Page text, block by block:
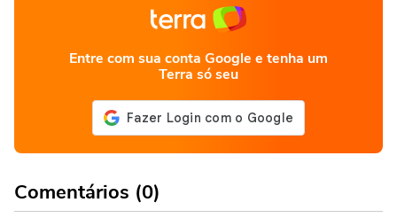
Entre com sua conta Google e tenha um
Terra só seu
Comentários (0)